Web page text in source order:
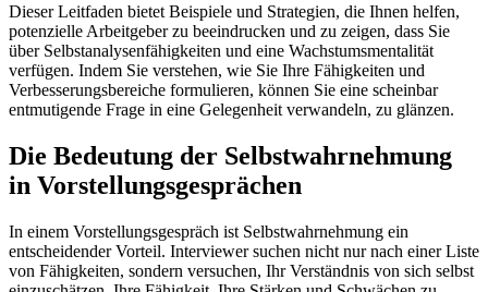
Dieser Leitfaden bietet Beispiele und Strategien, die Ihnen helfen,
potenzielle Arbeitgeber zu beeindrucken und zu zeigen, dass Sie
über Selbstanalysenfähigkeiten und eine Wachstumsmentalität
verfügen. Indem Sie verstehen, wie Sie Ihre Fähigkeiten und
Verbesserungsbereiche formulieren, können Sie eine scheinbar
entmutigende Frage in eine Gelegenheit verwandeln, zu glänzen.
Die Bedeutung der Selbstwahrnehmung
in Vorstellungsgesprächen
In einem Vorstellungsgespräch ist Selbstwahrnehmung ein
entscheidender Vorteil. Interviewer suchen nicht nur nach einer Liste
von Fähigkeiten, sondern versuchen, Ihr Verständnis von sich selbst